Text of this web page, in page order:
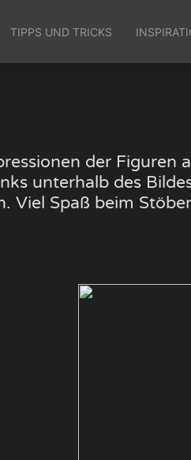
TIPPS UND TRICKS
der Figuren
unterhalb des
Viel Spaß beim